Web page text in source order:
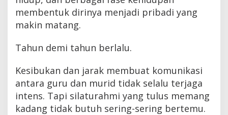
membentuk dirinya menjadi pribadi yang
makin matang.
Tahun demi tahun berlalu.
Kesibukan dan jarak membuat komunikasi
antara guru dan murid tidak selalu terjaga
intens. Tapi silaturahmi yang tulus memang
kadang tidak butuh sering-sering bertemu.